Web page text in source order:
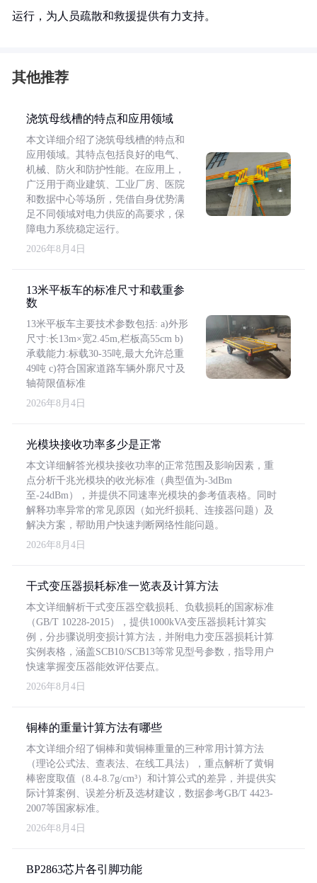
运行，为人员疏散和救援提供有力支持。
其他推荐
浇筑母线槽的特点和应用领域
本文详细介绍了浇筑母线槽的特点和
应用领域。其特点包括良好的电气、
机械、防火和防护性能。在应用上，
广泛用于商业建筑、工业厂房、医院
和数据中心等场所，凭借自身优势满
足不同领域对电力供应的高要求，保
障电力系统稳定运行。
2026年8月4日
13米平板车的标准尺寸和载重参
数
13米平板车主要技术参数包括: a)外形
尺寸:长13m×宽2.45m,栏板高55cm b)
承载能力:标载30-35吨,最大允许总重
49吨 c)符合国家道路车辆外廓尺寸及
轴荷限值标准
2026年8月4日
光模块接收功率多少是正常
本文详细解答光模块接收功率的正常范围及影响因素，重
点分析千兆光模块的收光标准（典型值为-3dBm
至-24dBm），并提供不同速率光模块的参考值表格。同时
解释功率异常的常见原因（如光纤损耗、连接器问题）及
解决方案，帮助用户快速判断网络性能问题。
2026年8月4日
干式变压器损耗标准一览表及计算方法
本文详细解析干式变压器空载损耗、负载损耗的国家标准
（GB/T 10228-2015），提供1000kVA变压器损耗计算实
例，分步骤说明变损计算方法，并附电力变压器损耗计算
实例表格，涵盖SCB10/SCB13等常见型号参数，指导用户
快速掌握变压器能效评估要点。
2026年8月4日
铜棒的重量计算方法有哪些
本文详细介绍了铜棒和黄铜棒重量的三种常用计算方法
（理论公式法、查表法、在线工具法），重点解析了黄铜
棒密度取值（8.4-8.7g/cm³）和计算公式的差异，并提供实
际计算案例、误差分析及选材建议，数据参考GB/T 4423-
2007等国家标准。
2026年8月4日
BP2863芯片各引脚功能